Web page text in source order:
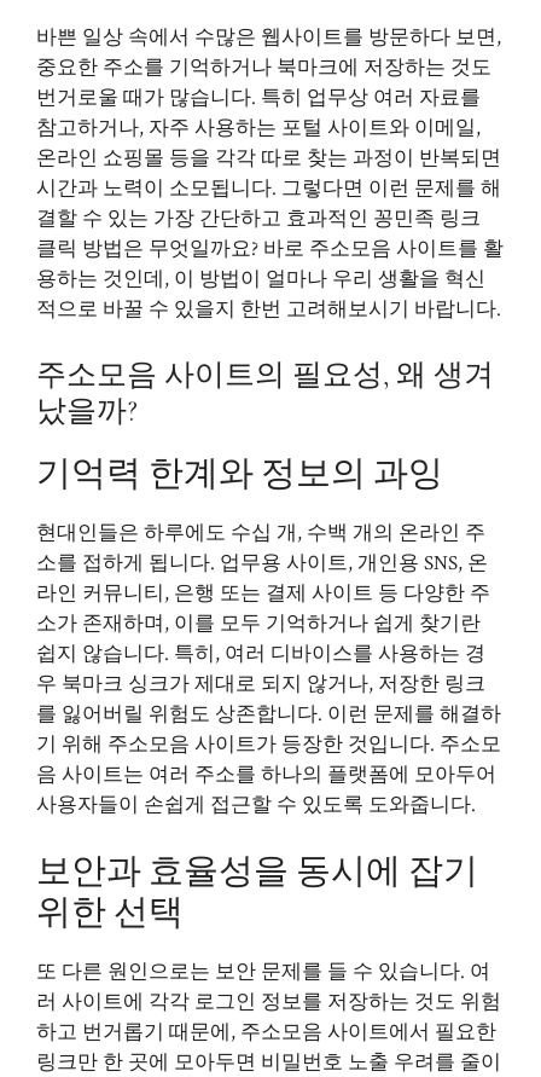
바쁜 일상 속에서 수많은 웹사이트를 방문하다 보면,
중요한 주소를 기억하거나 북마크에 저장하는 것도
번거로울 때가 많습니다. 특히 업무상 여러 자료를
참고하거나, 자주 사용하는 포털 사이트와 이메일,
온라인 쇼핑몰 등을 각각 따로 찾는 과정이 반복되면
시간과 노력이 소모됩니다. 그렇다면 이런 문제를 해
결할 수 있는 가장 간단하고 효과적인 꽁민족 링크
클릭 방법은 무엇일까요? 바로 주소모음 사이트를 활
용하는 것인데, 이 방법이 얼마나 우리 생활을 혁신
적으로 바꿀 수 있을지 한번 고려해보시기 바랍니다.
주소모음 사이트의 필요성, 왜 생겨
났을까?
기억력 한계와 정보의 과잉
현대인들은 하루에도 수십 개, 수백 개의 온라인 주
소를 접하게 됩니다. 업무용 사이트, 개인용 SNS, 온
라인 커뮤니티, 은행 또는 결제 사이트 등 다양한 주
소가 존재하며, 이를 모두 기억하거나 쉽게 찾기란
쉽지 않습니다. 특히, 여러 디바이스를 사용하는 경
우 북마크 싱크가 제대로 되지 않거나, 저장한 링크
를 잃어버릴 위험도 상존합니다. 이런 문제를 해결하
기 위해 주소모음 사이트가 등장한 것입니다. 주소모
음 사이트는 여러 주소를 하나의 플랫폼에 모아두어
사용자들이 손쉽게 접근할 수 있도록 도와줍니다.
보안과 효율성을 동시에 잡기
위한 선택
또 다른 원인으로는 보안 문제를 들 수 있습니다. 여
러 사이트에 각각 로그인 정보를 저장하는 것도 위험
하고 번거롭기 때문에, 주소모음 사이트에서 필요한
링크만 한 곳에 모아두면 비밀번호 노출 우려를 줄이